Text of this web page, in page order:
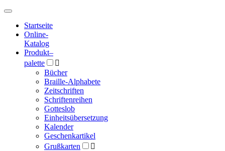
Hauptmenü
Hauptmenü
Startseite
Online-
Katalog
Produkt–
palette

Bücher
Braille-Alphabete
Zeitschriften
Schriftenreihen
Gotteslob
Einheitsübersetzung
Kalender
Geschenkartikel
Grußkarten
